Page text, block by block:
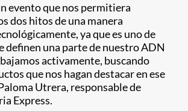
evento que nos permitiera
dos hitos de una manera
ya que es uno de
definen una parte de nuestro ADN
activamente, buscando
que nos hagan destacar en ese
Utrera, responsable de
Express.